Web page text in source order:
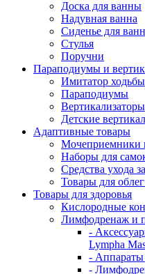
Доска для ванны
Надувная ванна
Сиденье для
Стулья
Поручни
Параподиумы и
Имитатор ходьбы
Параподиумы
Вертикализаторы
Детские
Адаптивные товары
Мочеприемники
Наборы для
Средства ухода
Товары для
Товары для здоровья
Кислородные
Лимфодренаж и
-
Lympha
- Аппараты
-